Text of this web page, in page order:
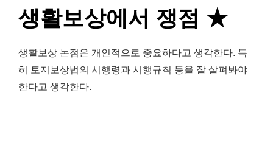
생활보상에서 쟁점 ★
생활보상 논점은 개인적으로 중요하다고 생각한다. 특
히 토지보상법의 시행령과 시행규칙 등을 잘 살펴봐야
한다고 생각한다.